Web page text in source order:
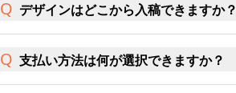
デザインはどこから入稿できますか？
支払い方法は何が選択できますか？